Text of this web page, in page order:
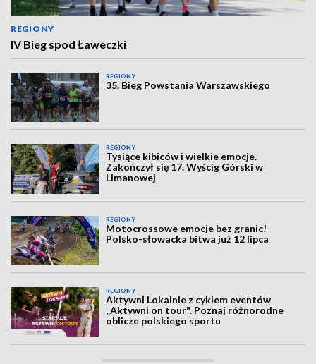
REGIONY
IV Bieg spod Ławeczki
REGIONY
35. Bieg Powstania Warszawskiego
REGIONY
Tysiące kibiców i wielkie emocje.
Zakończył się 17. Wyścig Górski w
Limanowej
REGIONY
Motocrossowe emocje bez granic!
Polsko-słowacka bitwa już 12 lipca
REGIONY
Aktywni Lokalnie z cyklem eventów
„Aktywni on tour". Poznaj różnorodne
oblicze polskiego sportu